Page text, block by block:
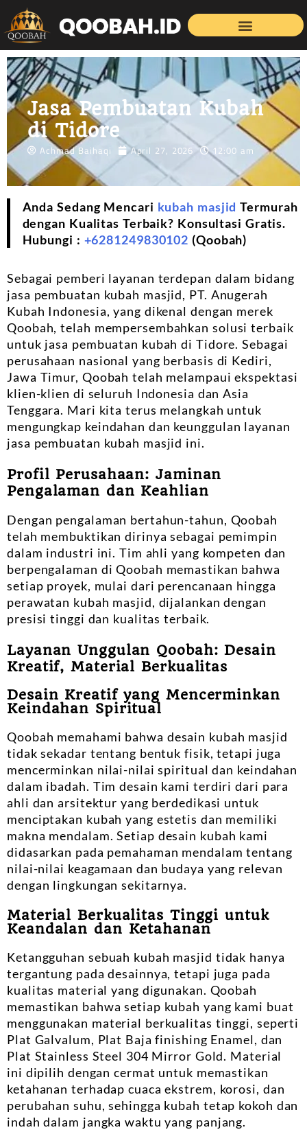
Jasa Pembuatan Kubah
di Tidore
Achmad Baihaqi April 27, 2026 12:00 am
Anda Sedang Mencari kubah masjid Termurah
dengan Kualitas Terbaik? Konsultasi Gratis.
Hubungi : +6281249830102 (Qoobah)
Sebagai pemberi layanan terdepan dalam bidang
jasa pembuatan kubah masjid, PT. Anugerah
Kubah Indonesia, yang dikenal dengan merek
Qoobah, telah mempersembahkan solusi terbaik
untuk jasa pembuatan kubah di Tidore. Sebagai
perusahaan nasional yang berbasis di Kediri,
Jawa Timur, Qoobah telah melampaui ekspektasi
klien-klien di seluruh Indonesia dan Asia
Tenggara. Mari kita terus melangkah untuk
mengungkap keindahan dan keunggulan layanan
jasa pembuatan kubah masjid ini.
Profil Perusahaan: Jaminan
Pengalaman dan Keahlian
Dengan pengalaman bertahun-tahun, Qoobah
telah membuktikan dirinya sebagai pemimpin
dalam industri ini. Tim ahli yang kompeten dan
berpengalaman di Qoobah memastikan bahwa
setiap proyek, mulai dari perencanaan hingga
perawatan kubah masjid, dijalankan dengan
presisi tinggi dan kualitas terbaik.
Layanan Unggulan Qoobah: Desain
Kreatif, Material Berkualitas
Desain Kreatif yang Mencerminkan
Keindahan Spiritual
Qoobah memahami bahwa desain kubah masjid
tidak sekadar tentang bentuk fisik, tetapi juga
mencerminkan nilai-nilai spiritual dan keindahan
dalam ibadah. Tim desain kami terdiri dari para
ahli dan arsitektur yang berdedikasi untuk
menciptakan kubah yang estetis dan memiliki
makna mendalam. Setiap desain kubah kami
didasarkan pada pemahaman mendalam tentang
nilai-nilai keagamaan dan budaya yang relevan
dengan lingkungan sekitarnya.
Material Berkualitas Tinggi untuk
Keandalan dan Ketahanan
Ketangguhan sebuah kubah masjid tidak hanya
tergantung pada desainnya, tetapi juga pada
kualitas material yang digunakan. Qoobah
memastikan bahwa setiap kubah yang kami buat
menggunakan material berkualitas tinggi, seperti
Plat Galvalum, Plat Baja finishing Enamel, dan
Plat Stainless Steel 304 Mirror Gold. Material
ini dipilih dengan cermat untuk memastikan
ketahanan terhadap cuaca ekstrem, korosi, dan
perubahan suhu, sehingga kubah tetap kokoh dan
indah dalam jangka waktu yang panjang.